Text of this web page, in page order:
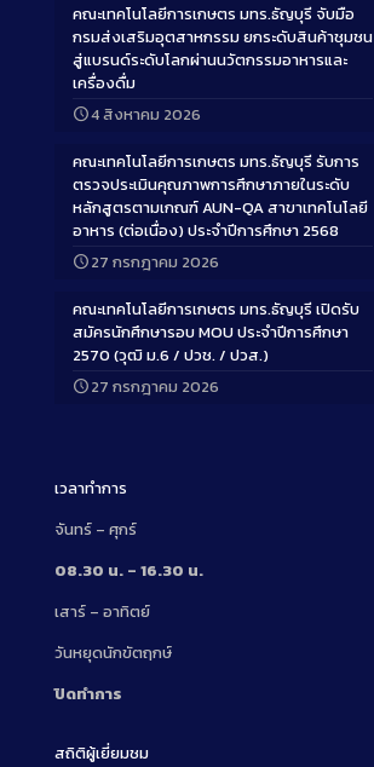
คณะเทคโนโลยีการเกษตร มทร.ธัญบุรี จับมือ
กรมส่งเสริมอุตสาหกรรม ยกระดับสินค้าชุมชน
สู่แบรนด์ระดับโลกผ่านนวัตกรรมอาหารและ
เครื่องดื่ม
4 สิงหาคม 2026
คณะเทคโนโลยีการเกษตร มทร.ธัญบุรี รับการ
ตรวจประเมินคุณภาพการศึกษาภายในระดับ
หลักสูตรตามเกณฑ์ AUN-QA สาขาเทคโนโลยี
อาหาร (ต่อเนื่อง) ประจำปีการศึกษา 2568
27 กรกฎาคม 2026
คณะเทคโนโลยีการเกษตร มทร.ธัญบุรี เปิดรับ
สมัครนักศึกษารอบ MOU ประจำปีการศึกษา
2570 (วุฒิ ม.6 / ปวช. / ปวส.)
27 กรกฎาคม 2026
เวลาทำการ
จันทร์ – ศุกร์
08.30 น. – 16.30 น.
เสาร์ – อาทิตย์
วันหยุดนักขัตฤกษ์
ปิดทำการ
สถิติผู้เยี่ยมชม